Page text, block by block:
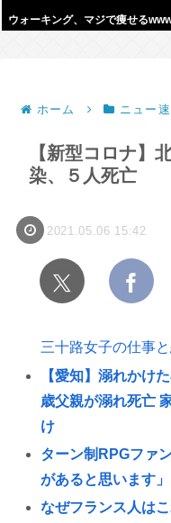
ウォーキング、マジで痩せる
ホーム ニュー速
【新型コロナ】
染、５人死亡
2021.05.06 15:42
三十路女子の仕事
【愛知】溺れかけ
歳父親が溺れ死亡
け
ターン制RPGファ
があると思います」
なぜフランス人は